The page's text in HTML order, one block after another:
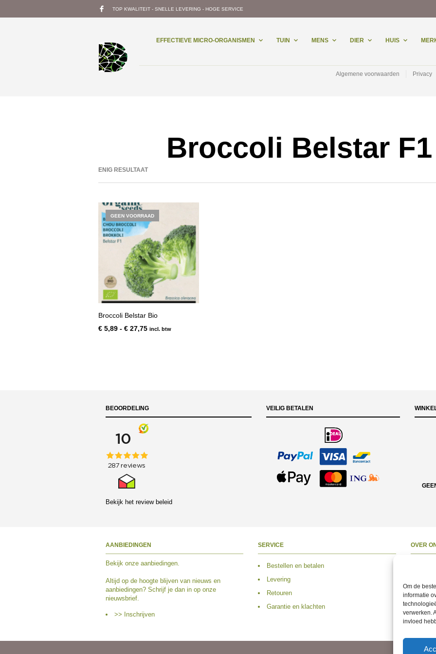
Om de
informatie
verwerken.
invloed
TOP KWALITEIT - SNELLE LEVERING - HOGE SERVICE
EFFECTIEVE MICRO-ORGANISMEN TUIN MENS DIER HUIS
Algemene voorwaarden Privacy
Broccoli Belstar
ENIG RESULTAAT
GEEN VOORRAAD
Broccoli Belstar Bio
€ 5,89 - € 27,75Prijsklasse:
incl. btw
BEOORDELING
Bekijk het review beleid
VEILIG BETALEN
AANBIEDINGEN
Bekijk onze aanbiedingen.
Altijd op de hoogte blijven van nieuws en
aanbiedingen? Schrijf je dan in op onze
nieuwsbrief.
>> Inschrijven
SERVICE
Bestellen en betalen
Levering
Retouren
Garantie en klachten
OVER
Volg